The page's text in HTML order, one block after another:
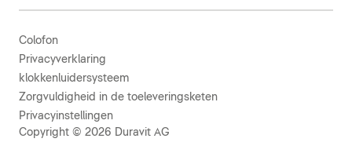
Colofon
Privacyverklaring
klokkenluidersysteem
Zorgvuldigheid in de toeleveringsketen
Privacyinstellingen
Copyright © 2026 Duravit AG